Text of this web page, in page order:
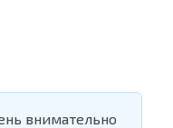
внимательно